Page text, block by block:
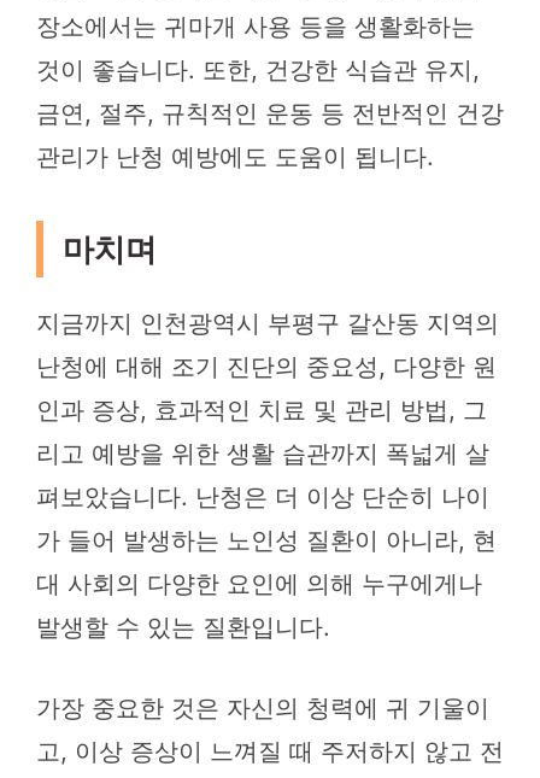
장소에서는 귀마개 사용 등을 생활화하는
것이 좋습니다. 또한, 건강한 식습관 유지,
금연, 절주, 규칙적인 운동 등 전반적인 건강
관리가 난청 예방에도 도움이 됩니다.
마치며
지금까지 인천광역시 부평구 갈산동 지역의
난청에 대해 조기 진단의 중요성, 다양한 원
인과 증상, 효과적인 치료 및 관리 방법, 그
리고 예방을 위한 생활 습관까지 폭넓게 살
펴보았습니다. 난청은 더 이상 단순히 나이
가 들어 발생하는 노인성 질환이 아니라, 현
대 사회의 다양한 요인에 의해 누구에게나
발생할 수 있는 질환입니다.
가장 중요한 것은 자신의 청력에 귀 기울이
고, 이상 증상이 느껴질 때 주저하지 않고 전